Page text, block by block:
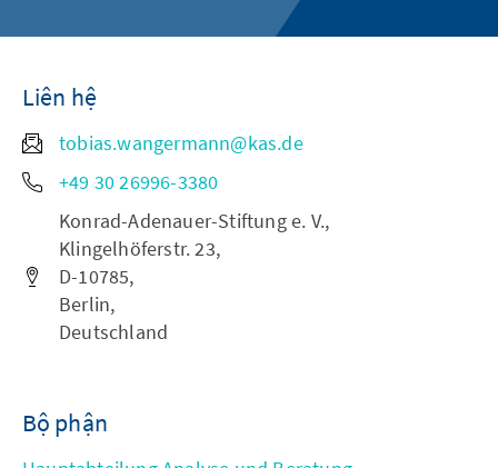
Liên hệ
tobias.wangermann@kas.de
+49 30 26996-3380
Konrad-Adenauer-Stiftung e. V.,
Klingelhöferstr. 23,
D-10785,
Berlin,
Deutschland
Bộ phận